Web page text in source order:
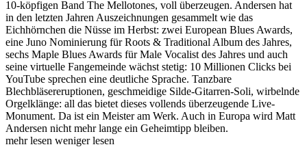
10-köpfigen Band The Mellotones, voll überzeugen. Andersen hat
in den letzten Jahren Auszeichnungen gesammelt wie das
Eichhörnchen die Nüsse im Herbst: zwei European Blues Awards,
eine Juno Nominierung für Roots & Traditional Album des Jahres,
sechs Maple Blues Awards für Male Vocalist des Jahres und auch
seine virtuelle Fangemeinde wächst stetig: 10 Millionen Clicks bei
YouTube sprechen eine deutliche Sprache. Tanzbare
Blechbläsereruptionen, geschmeidige Silde-Gitarren-Soli, wirbelnde
Orgelklänge: all das bietet dieses vollends überzeugende Live-
Monument. Da ist ein Meister am Werk. Auch in Europa wird Matt
Andersen nicht mehr lange ein Geheimtipp bleiben.
mehr lesen weniger lesen